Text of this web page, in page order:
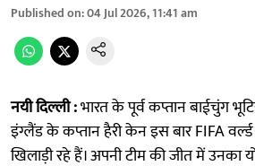
Published on:04 Jul 2026, 11:41 am
नयी दिल्ली :भारत के पूर्व कप्तान बाईचुंग
इंग्लैंड के कप्तान हैरी केन इस बार FIFA
खिलाड़ी रहे हैं। अपनी टीम की जीत में उनका